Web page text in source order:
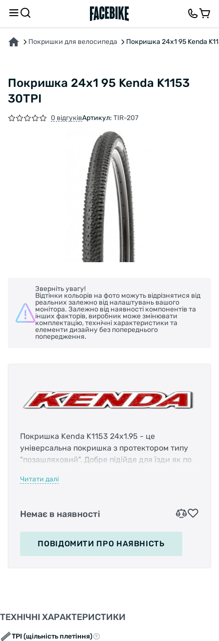
Покришки для велосипеда Покришка 24x1 95 Kenda
Покришка 24x1 95 Kenda K1153
30TPI
0 відгуківАртикул: TIR-207
Зверніть увагу!
Відтінки кольорів на фото можуть відрізнятися від
реальних залежно від налаштувань вашого
монітора. Залежно від наявності компонентів та
інших факторів, виробник може змінювати
комплектацію, технічні характеристики та
елементи дизайну без попереднього
попередження.
Покришка Kenda K1153 24x1.95 - це
універсальна покришка з протектором типу
"позашляховий". Добре підійде для їзди як по
Спрямований протектор з невисокими
розвинути велику швидкість на прямій.
Завдяки якісним матеріалам, покришка
витримає безліч гальмування. Має низький
Розміри (ETRTO): 50-507
1,95 (50 мм)
Щільність плетива корду:
Читати далі
Немає в наявності
ПОВІДОМИТИ ПРО НАЯВНІСТЬ
ТЕХНІЧНІ ХАРАКТЕРИСТИКИ
TPI (щільність плетіння)
ПРО ТОВАР ХАРАКТЕРИСТИКИОПИС ВІДГУКИ ТА ЗАПИТАННЯ